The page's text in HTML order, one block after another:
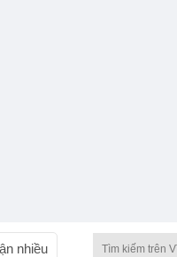
nhiều